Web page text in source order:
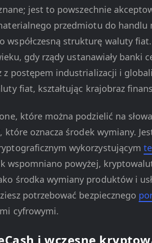
jest to powszechnie
przedmiotu do
współczesną strukturę waluty
gdy rządy ustanawiały banki
z postępem industrializacji i
fiat, kształtując krajobraz
które można podzielić na
które oznacza środek wymiany.
wykorzystującym
wspomniano powyżej,
środka wymiany produktów i
potrzebować bezpiecznego
cyfrowymi.
i wczesne